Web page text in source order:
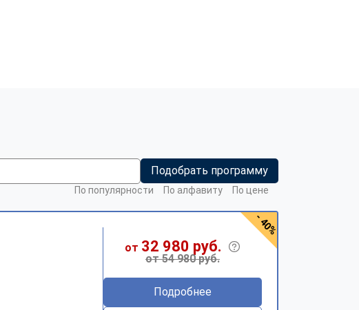
Подобрать программу
По популярности По алфавиту По цене
от 32 980 руб.
от 54 980 руб.
Подробнее
- 40%